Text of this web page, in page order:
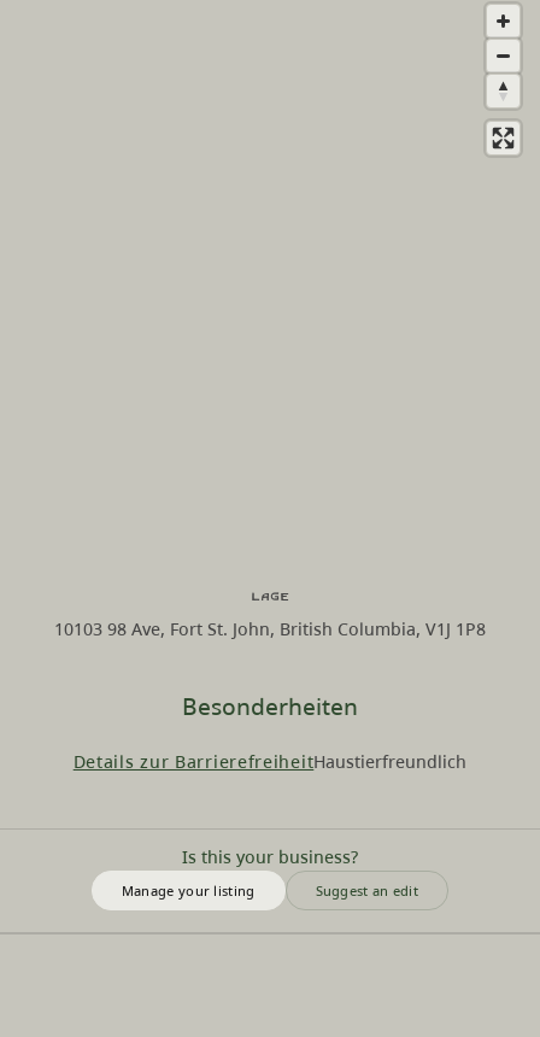
Besonderheiten
Details zur BarrierefreiheitHaustierfreundlich
Is this your business?
Manage your listing Suggest an edit
Lage
10103 98 Ave, Fort St. John, British Columbia, V1J 1P8